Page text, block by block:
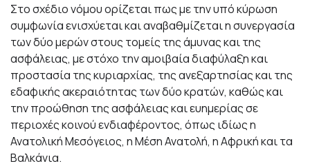
Στο σχέδιο νόμου ορίζεται πως με την υπό κύρωση
συμφωνία ενισχύεται και αναβαθμίζεται η συνεργασία
των δύο μερών στους τομείς της άμυνας και της
ασφάλειας, με στόχο την αμοιβαία διαφύλαξη και
προστασία της κυριαρχίας, της ανεξαρτησίας και της
εδαφικής ακεραιότητας των δύο κρατών, καθώς και
την προώθηση της ασφάλειας και ευημερίας σε
περιοχές κοινού ενδιαφέροντος, όπως ιδίως η
Ανατολική Μεσόγειος, η Μέση Ανατολή, η Αφρική και τα
Βαλκάνια.